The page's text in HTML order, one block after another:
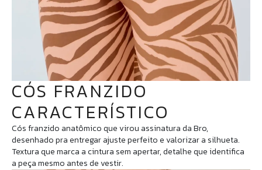
CÓS FRANZIDO
CARACTERÍSTICO
Cós franzido anatômico que virou assinatura da Bro,
desenhado pra entregar ajuste perfeito e valorizar a silhueta.
Textura que marca a cintura sem apertar, detalhe que identifica
a peça mesmo antes de vestir.